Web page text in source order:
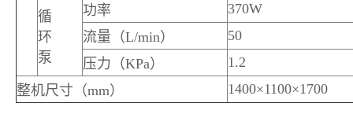
循
环
泵
功率
370W
流量（L/min）
50
压力（KPa）
1.2
整机尺寸（mm）
1400×1100×1700